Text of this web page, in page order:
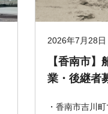
2026年7月28日
【香南市
業・後継者
・香南市吉川